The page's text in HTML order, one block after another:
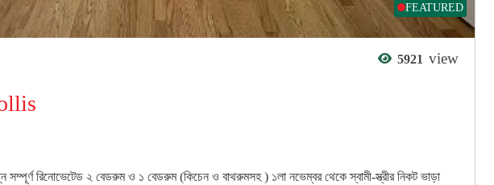
FEATURED
5921 view
সম্পূর্ণ রিনোভেটেড ২ বেডরুম ও ১ বেডরুম (কিচেন ও বাথরুমসহ ) ১লা নভেম্বর থেকে স্বামী-স্ত্রীর নিকট ভাড়া